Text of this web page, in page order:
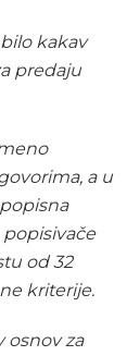
kakav
predaju
a u
od 32
kriterije.
osnov za